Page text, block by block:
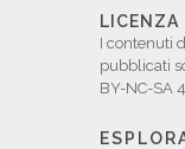
LICENZA
I contenuti
pubblicati
BY-NC-SA